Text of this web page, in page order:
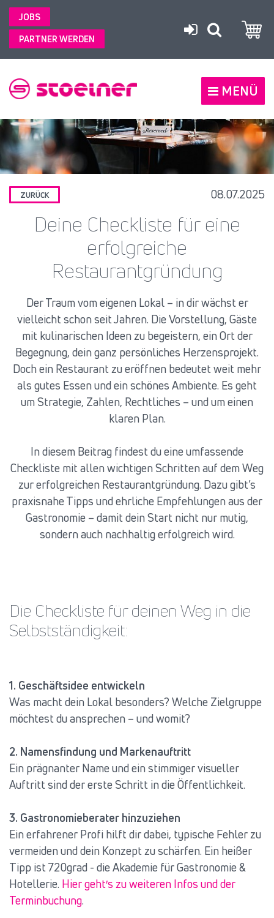
JOBS
PARTNER WERDEN
MENÜ
ZURÜCK 08.07.2025
Deine Checkliste für eine
erfolgreiche
Restaurantgründung
Der Traum vom eigenen Lokal – in dir wächst er
vielleicht schon seit Jahren. Die Vorstellung, Gäste
mit kulinarischen Ideen zu begeistern, ein Ort der
Begegnung, dein ganz persönliches Herzensprojekt.
Doch ein Restaurant zu eröffnen bedeutet weit mehr
als gutes Essen und ein schönes Ambiente. Es geht
um Strategie, Zahlen, Rechtliches – und um einen
klaren Plan.
In diesem Beitrag findest du eine umfassende
Checkliste mit allen wichtigen Schritten auf dem Weg
zur erfolgreichen Restaurantgründung. Dazu gibt’s
praxisnahe Tipps und ehrliche Empfehlungen aus der
Gastronomie – damit dein Start nicht nur mutig,
sondern auch nachhaltig erfolgreich wird.
Die Checkliste für deinen Weg in die
Selbstständigkeit:
1. Geschäftsidee entwickeln
Was macht dein Lokal besonders? Welche Zielgruppe
möchtest du ansprechen – und womit?
2. Namensfindung und Markenauftritt
Ein prägnanter Name und ein stimmiger visueller
Auftritt sind der erste Schritt in die Öffentlichkeit.
3. Gastronomieberater hinzuziehen
Ein erfahrener Profi hilft dir dabei, typische Fehler zu
vermeiden und dein Konzept zu schärfen. Ein heißer
Tipp ist 720grad - die Akademie für Gastronomie &
Hotellerie. Hier geht′s zu weiteren Infos und der
Terminbuchung.